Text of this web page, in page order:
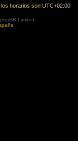
los horarios son UTC+02:00
Limited